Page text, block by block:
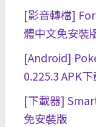
[影音轉檔]
體中文免安裝
[Android]
0.225.3 APK
[下載器]
免安裝版